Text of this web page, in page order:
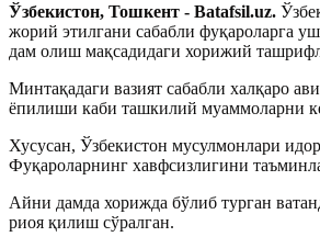
Ўзбекистон, Тошкент - Batafsil.uz.
жорий этилгани сабабли фуқароларга
дам олиш мақсадидаги хорижий
Минтақадаги вазият сабабли халқаро
ёпилиши каби ташкилий муаммоларни
Хусусан, Ўзбекистон мусулмонлари
Фуқароларнинг хавфсизлигини
Айни дамда хорижда бўлиб турган
риоя қилиш сўралган.